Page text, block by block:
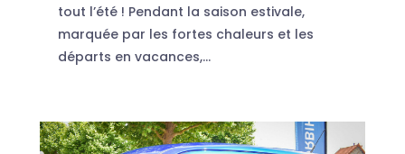
tout l’été ! Pendant la saison estivale,
marquée par les fortes chaleurs et les
départs en vacances,...